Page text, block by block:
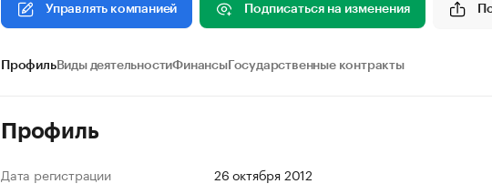
Управлять компанией Подписаться на изменения
ПрофильВиды деятельностиФинансыГосударственные контракты
Профиль
Дата регистрации
26 октября 2012